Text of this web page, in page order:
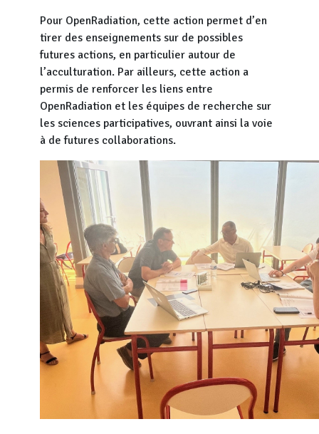
Pour OpenRadiation, cette action permet d’en
tirer des enseignements sur de possibles
futures actions, en particulier autour de
l’acculturation. Par ailleurs, cette action a
permis de renforcer les liens entre
OpenRadiation et les équipes de recherche sur
les sciences participatives, ouvrant ainsi la voie
à de futures collaborations.